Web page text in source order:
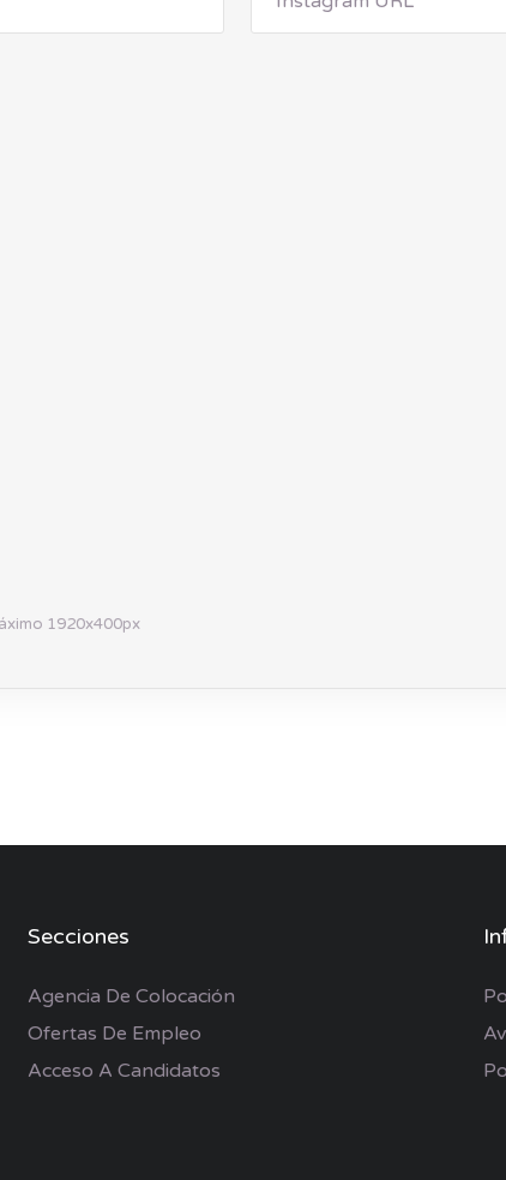
1920x400px
Secciones
Agencia De Colocación
Ofertas De Empleo
Acceso A Candidatos